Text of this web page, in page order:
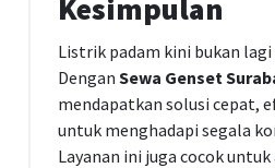
Kesimpulan
Listrik padam kini bukan lagi
Dengan Sewa Genset
mendapatkan solusi cepat,
untuk menghadapi segala
Layanan ini juga cocok